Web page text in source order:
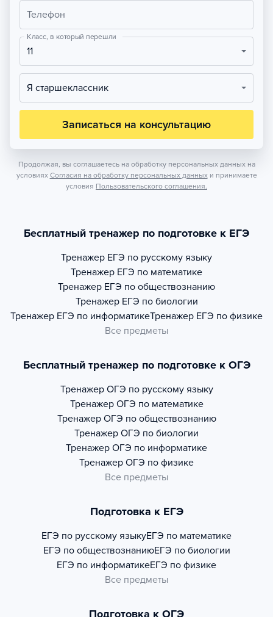
Телефон
Класс, в который перешли
11
Я старшеклассник
Записаться на консультацию
Продолжая, вы соглашаетесь на обработку персональных данных на
условиях Согласия на обработку персональных данных и принимаете
условия Пользовательского соглашения.
Бесплатный тренажер по подготовке к ЕГЭ
Тренажер ЕГЭ по русскому языку
Тренажер ЕГЭ по математике
Тренажер ЕГЭ по обществознанию
Тренажер ЕГЭ по биологии
Тренажер ЕГЭ по информатикеТренажер ЕГЭ по физике
Все предметы
Бесплатный тренажер по подготовке к ОГЭ
Тренажер ОГЭ по русскому языку
Тренажер ОГЭ по математике
Тренажер ОГЭ по обществознанию
Тренажер ОГЭ по биологии
Тренажер ОГЭ по информатике
Тренажер ОГЭ по физике
Все предметы
Подготовка к ЕГЭ
ЕГЭ по русскому языкуЕГЭ по математике
ЕГЭ по обществознаниюЕГЭ по биологии
ЕГЭ по информатикеЕГЭ по физике
Все предметы
Подготовка к ОГЭ